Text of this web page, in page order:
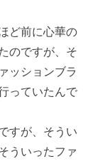
ど前に心華の
のですが、そ
ッションブラ
っていたんで
すが、そうい
ういったファ